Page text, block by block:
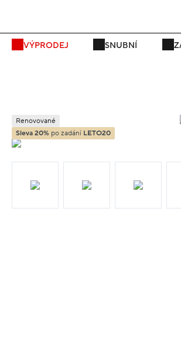
VÝPRODEJ SNUBNÍ
Renovované
Sleva 20% po zadání LETO20